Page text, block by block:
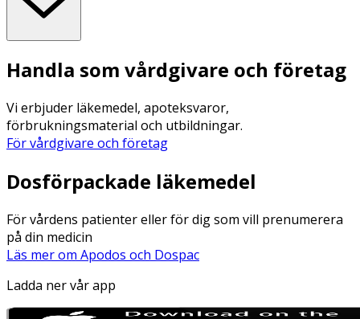
Handla som vårdgivare och företag
Vi erbjuder läkemedel, apoteksvaror,
förbrukningsmaterial och utbildningar.
För vårdgivare och företag
Dosförpackade läkemedel
För vårdens patienter eller för dig som vill prenumerera
på din medicin
Läs mer om Apodos och Dospac
Ladda ner vår app